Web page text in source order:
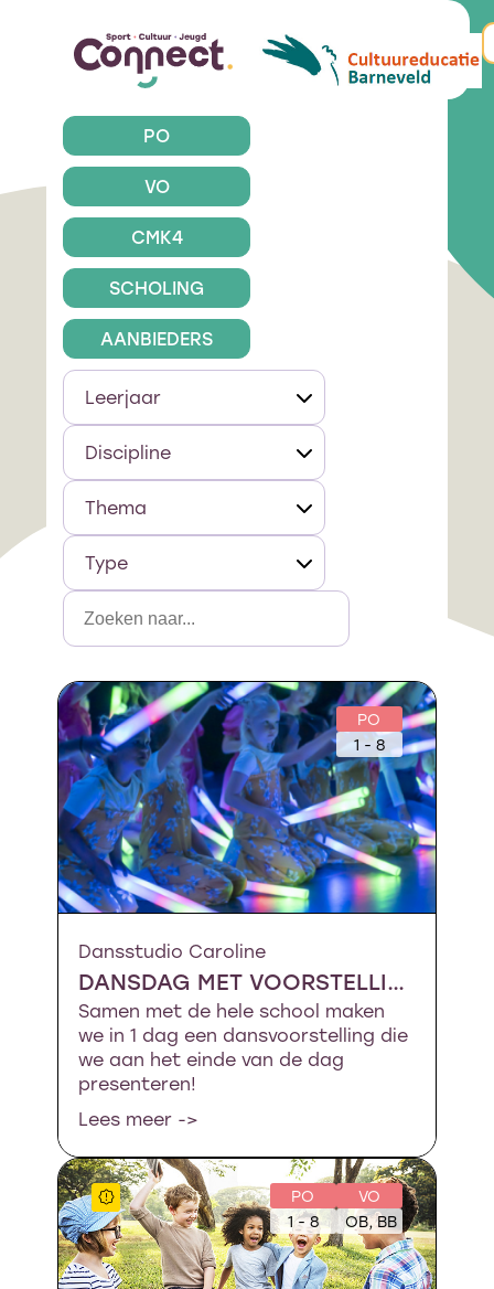
PO
VO
CMK4
SCHOLING
AANBIEDERS
Leerjaar
Discipline
Thema
Type
PO
1 - 8
Dansstudio Caroline
DANSDAG MET VOORSTELLING
Samen met de hele school maken
we in 1 dag een dansvoorstelling die
we aan het einde van de dag
presenteren!
Lees meer ->
PO
VO
1 - 8
OB, BB